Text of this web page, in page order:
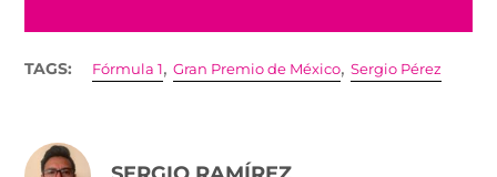
TAGS: Fórmula 1,Gran Premio de México,Sergio Pérez